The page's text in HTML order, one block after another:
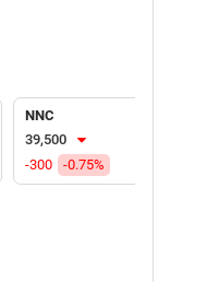
NNC
39,500
-300
-0.75%